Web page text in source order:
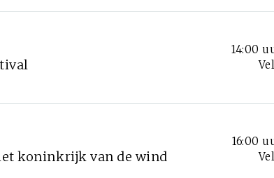
14:00
koninkrijk van de wind
16:00